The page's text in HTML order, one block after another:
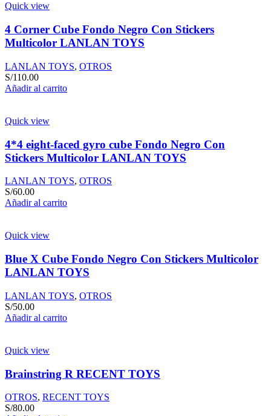
Quick view
4 Corner Cube Fondo Negro Con Stickers
Multicolor LANLAN TOYS
LANLAN TOYS, OTROS
S/110.00
Añadir al carrito
Quick view
4*4 eight-faced gyro cube Fondo Negro Con
Stickers Multicolor LANLAN TOYS
LANLAN TOYS, OTROS
S/60.00
Añadir al carrito
Quick view
Blue X Cube Fondo Negro Con Stickers Multicolor
LANLAN TOYS
LANLAN TOYS, OTROS
S/50.00
Añadir al carrito
Quick view
Brainstring R RECENT TOYS
OTROS, RECENT TOYS
S/80.00